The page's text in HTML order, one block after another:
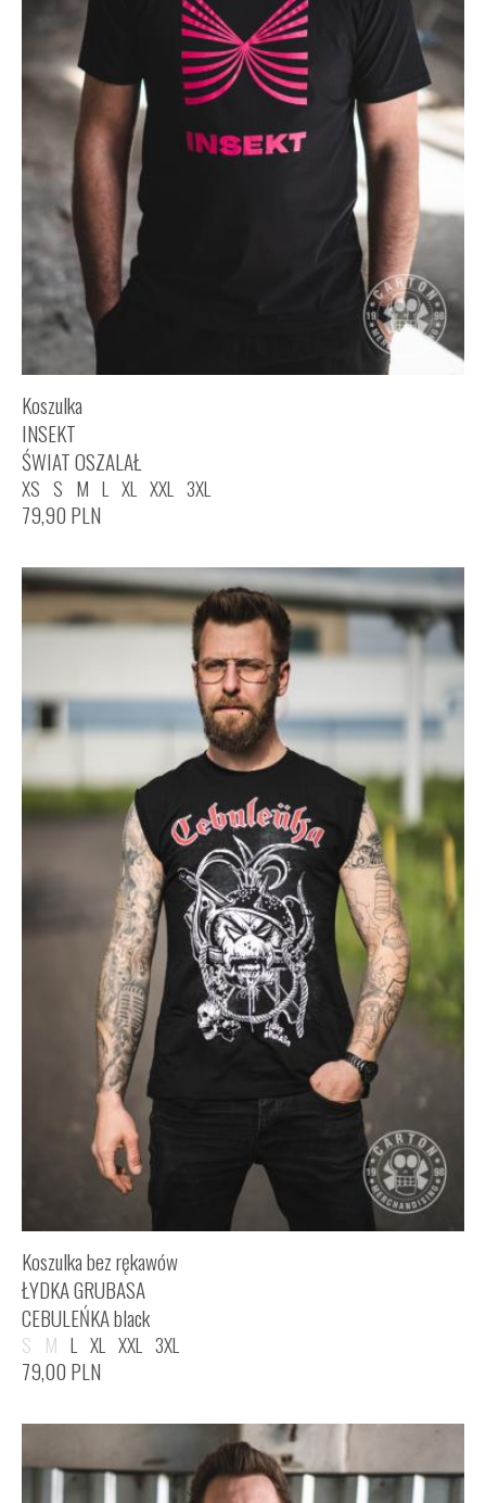
Koszulka
INSEKT
ŚWIAT OSZALAŁ
XS S M L XL XXL 3XL
79,90 PLN
Koszulka bez rękawów
ŁYDKA GRUBASA
CEBULEŃKA black
S M L XL XXL 3XL
79,00 PLN